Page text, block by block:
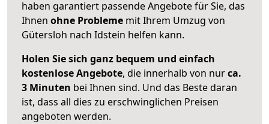
haben garantiert passende Angebote für Sie, das
Ihnen ohne Probleme mit Ihrem Umzug von
Gütersloh nach Idstein helfen kann.
Holen Sie sich ganz bequem und einfach
kostenlose Angebote, die innerhalb von nurca.
3 Minuten bei Ihnen sind. Und das Beste daran
ist, dass all dies zu erschwinglichen Preisen
angeboten werden.